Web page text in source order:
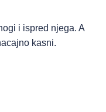
i ispred njega. A
kasni.